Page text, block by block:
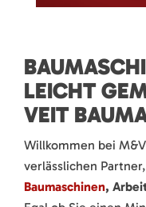
LEICHT
VEIT
Willkommen bei
verlässlichen
Baumaschinen,